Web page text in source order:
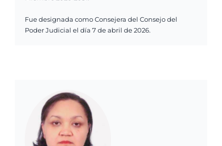
Fue designada como Consejera del Consejo del
Poder Judicial el día 7 de abril de 2026.